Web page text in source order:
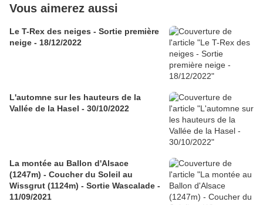
Vous aimerez aussi
Le T-Rex des neiges - Sortie première
neige - 18/12/2022
L'automne sur les hauteurs de la
Vallée de la Hasel - 30/10/2022
La montée au Ballon d'Alsace
(1247m) - Coucher du Soleil au
Wissgrut (1124m) - Sortie Wascalade -
11/09/2021